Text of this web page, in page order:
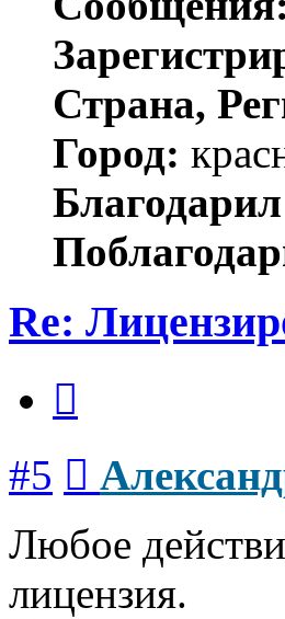
Страна,
Город:
Re:
#5
Любое
лицензия.